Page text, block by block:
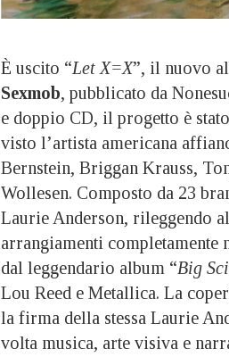
È uscito “Let X=X”, il nuovo
Sexmob, pubblicato da
e doppio CD, il progetto è
visto l’artista americana
Bernstein, Briggan Krauss,
Wollesen. Composto da 23
Laurie Anderson, rileggendo
arrangiamenti completamente
dal leggendario album “Big
Lou Reed e Metallica. La
la firma della stessa Laurie
volta musica, arte visiva e